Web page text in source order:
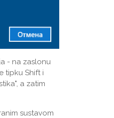
- na zaslonu
tipku Shift i
a zatim
sustavom